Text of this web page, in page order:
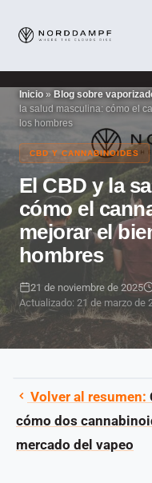
Inicio » Blog sobre
la salud masculina: cómo el
los hombres
CBD Y CANNABINOIDES
El CBD y la
cómo el
mejorar el
hombres
21 de noviembre de 2025
Actualizado: 21 de marzo de
Volver al resumen:
cómo dos
mercado del vapeo